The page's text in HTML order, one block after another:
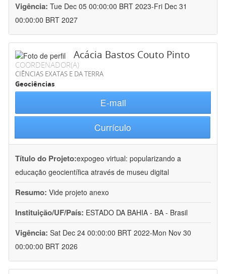
Vigência: Tue Dec 05 00:00:00 BRT 2023-Fri Dec 31
00:00:00 BRT 2027
Acácia Bastos Couto Pinto
COORDENADOR(A)
CIÊNCIAS EXATAS E DA TERRA
Geociências
E-mail
Currículo
Título do Projeto:expogeo virtual: popularizando a
educação geocientífica através de museu digital
Resumo: Vide projeto anexo
Instituição/UF/País: ESTADO DA BAHIA - BA - Brasil
Vigência: Sat Dec 24 00:00:00 BRT 2022-Mon Nov 30
00:00:00 BRT 2026